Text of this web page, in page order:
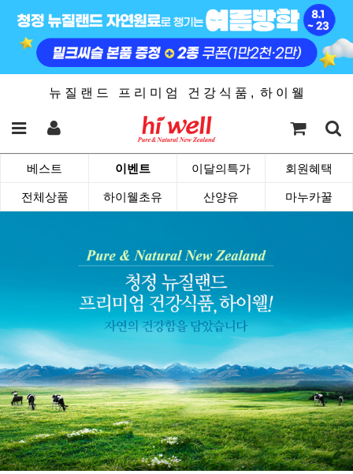
뉴 질 랜 드 프 리 미 엄 건 강 식 품 , 하 이 웰
베스트 이벤트 이달의특가 회원혜택
전체상품 하이웰초유 산양유 마누카꿀